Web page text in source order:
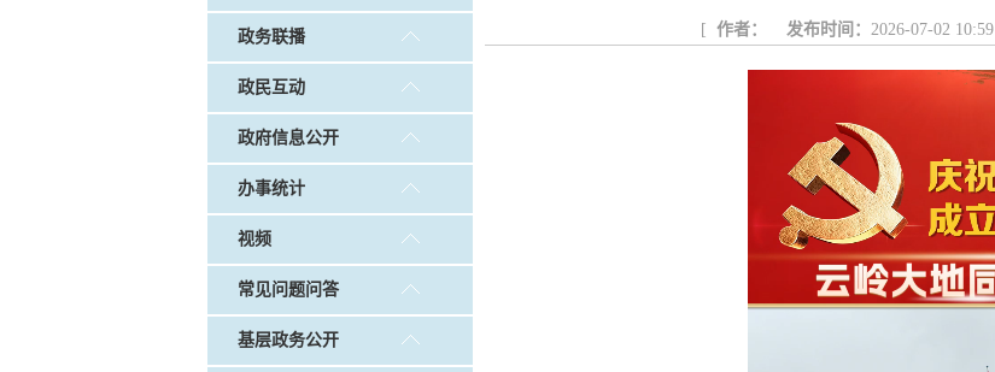
政务联播
政民互动
政府信息公开
办事统计
视频
常见问题问答
基层政务公开
[ 作者： 发布时间： 2026-07-02 10:59